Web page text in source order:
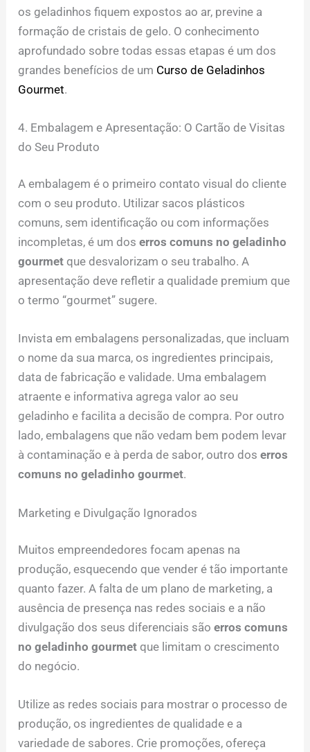
os geladinhos fiquem expostos ao ar, previne a
formação de cristais de gelo. O conhecimento
aprofundado sobre todas essas etapas é um dos
grandes benefícios de um Curso de Geladinhos
Gourmet.
4. Embalagem e Apresentação: O Cartão de Visitas
do Seu Produto
A embalagem é o primeiro contato visual do cliente
com o seu produto. Utilizar sacos plásticos
comuns, sem identificação ou com informações
incompletas, é um doserros comuns no geladinho
gourmet que desvalorizam o seu trabalho. A
apresentação deve refletir a qualidade premium que
o termo “gourmet” sugere.
Invista em embalagens personalizadas, que incluam
o nome da sua marca, os ingredientes principais,
data de fabricação e validade. Uma embalagem
atraente e informativa agrega valor ao seu
geladinho e facilita a decisão de compra. Por outro
lado, embalagens que não vedam bem podem levar
à contaminação e à perda de sabor, outro doserros
comuns no geladinho gourmet.
Marketing e Divulgação Ignorados
Muitos empreendedores focam apenas na
produção, esquecendo que vender é tão importante
quanto fazer. A falta de um plano de marketing, a
ausência de presença nas redes sociais e a não
divulgação dos seus diferenciais sãoerros comuns
no geladinho gourmet que limitam o crescimento
do negócio.
Utilize as redes sociais para mostrar o processo de
produção, os ingredientes de qualidade e a
variedade de sabores. Crie promoções, ofereça